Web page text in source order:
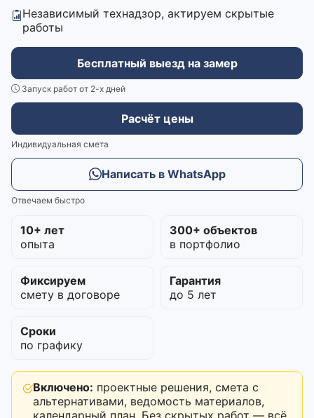
Независимый технадзор, актируем скрытые
работы
Бесплатный выезд на замер
Запуск работ от 2-х дней
Расчёт цены
Индивидуальная смета
Написать в WhatsApp
Отвечаем быстро
10+ лет
опыта
300+ объектов
в портфолио
Фиксируем
смету в договоре
Гарантия
до 5 лет
Сроки
по графику
Включено: проектные решения, смета с
альтернативами, ведомость материалов,
календарный план. Без скрытых работ — всё